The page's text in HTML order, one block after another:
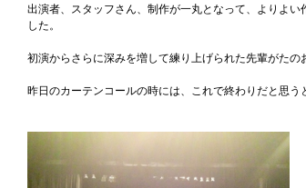
出演者、スタッフさん、制作が一丸となって、よりよ
した。
初演からさらに深みを増して練り上げられた先輩がた
昨日のカーテンコールの時には、これで終わりだと思